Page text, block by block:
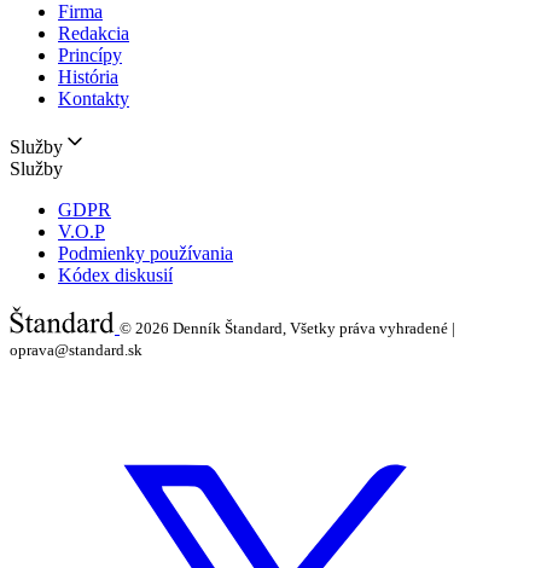
Firma
Redakcia
Princípy
História
Kontakty
Služby
Služby
GDPR
V.O.P
Podmienky používania
Kódex diskusií
© 2026 Denník Štandard, Všetky práva vyhradené |
oprava@standard.sk